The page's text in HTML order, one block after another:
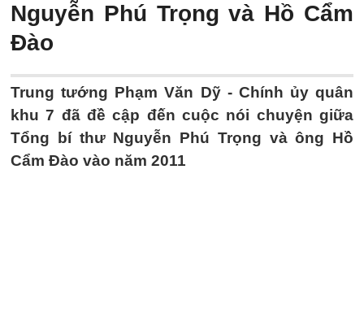
Nguyễn Phú Trọng và Hồ Cẩm
Đào
Trung tướng Phạm Văn Dỹ - Chính ủy quân
khu 7 đã đề cập đến cuộc nói chuyện giữa
Tổng bí thư Nguyễn Phú Trọng và ông Hồ
Cẩm Đào vào năm 2011